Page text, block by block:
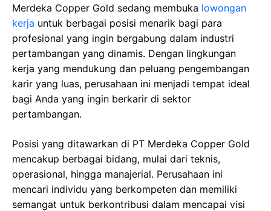
Merdeka Copper Gold sedang membuka lowongan
kerja untuk berbagai posisi menarik bagi para
profesional yang ingin bergabung dalam industri
pertambangan yang dinamis. Dengan lingkungan
kerja yang mendukung dan peluang pengembangan
karir yang luas, perusahaan ini menjadi tempat ideal
bagi Anda yang ingin berkarir di sektor
pertambangan.
Posisi yang ditawarkan di PT Merdeka Copper Gold
mencakup berbagai bidang, mulai dari teknis,
operasional, hingga manajerial. Perusahaan ini
mencari individu yang berkompeten dan memiliki
semangat untuk berkontribusi dalam mencapai visi